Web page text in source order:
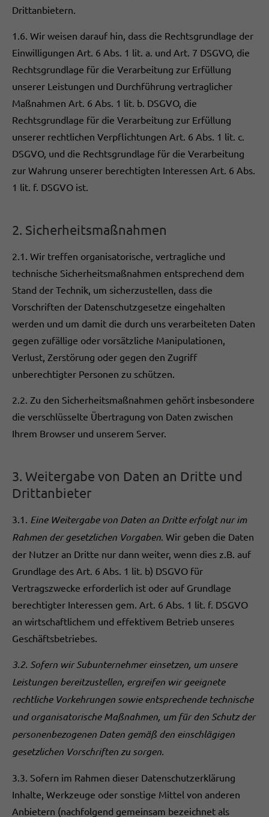
Drittanbietern.
1.6. Wir weisen darauf hin, dass die Rechtsgrundlage der
Einwilligungen Art. 6 Abs. 1 lit. a. und Art. 7 DSGVO, die
Rechtsgrundlage für die Verarbeitung zur Erfüllung
unserer Leistungen und Durchführung vertraglicher
Maßnahmen Art. 6 Abs. 1 lit. b. DSGVO, die
Rechtsgrundlage für die Verarbeitung zur Erfüllung
unserer rechtlichen Verpflichtungen Art. 6 Abs. 1 lit. c.
DSGVO, und die Rechtsgrundlage für die Verarbeitung
zur Wahrung unserer berechtigten Interessen Art. 6 Abs.
1 lit. f. DSGVO ist.
2. Sicherheitsmaßnahmen
2.1. Wir treffen organisatorische, vertragliche und
technische Sicherheitsmaßnahmen entsprechend dem
Stand der Technik, um sicherzustellen, dass die
Vorschriften der Datenschutzgesetze eingehalten
werden und um damit die durch uns verarbeiteten Daten
gegen zufällige oder vorsätzliche Manipulationen,
Verlust, Zerstörung oder gegen den Zugriff
unberechtigter Personen zu schützen.
2.2. Zu den Sicherheitsmaßnahmen gehört insbesondere
die verschlüsselte Übertragung von Daten zwischen
Ihrem Browser und unserem Server.
3. Weitergabe von Daten an Dritte und
Drittanbieter
3.1. Eine Weitergabe von Daten an Dritte erfolgt nur im
Rahmen der gesetzlichen Vorgaben. Wir geben die Daten
der Nutzer an Dritte nur dann weiter, wenn dies z.B. auf
Grundlage des Art. 6 Abs. 1 lit. b) DSGVO für
Vertragszwecke erforderlich ist oder auf Grundlage
berechtigter Interessen gem. Art. 6 Abs. 1 lit. f. DSGVO
an wirtschaftlichem und effektivem Betrieb unseres
Geschäftsbetriebes.
3.2. Sofern wir Subunternehmer einsetzen, um unsere
Leistungen bereitzustellen, ergreifen wir geeignete
rechtliche Vorkehrungen sowie entsprechende technische
und organisatorische Maßnahmen, um für den Schutz der
personenbezogenen Daten gemäß den einschlägigen
gesetzlichen Vorschriften zu sorgen.
3.3. Sofern im Rahmen dieser Datenschutzerklärung
Inhalte, Werkzeuge oder sonstige Mittel von anderen
Anbietern (nachfolgend gemeinsam bezeichnet als